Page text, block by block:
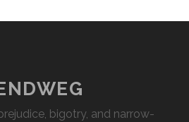
bigotry, and narrow-